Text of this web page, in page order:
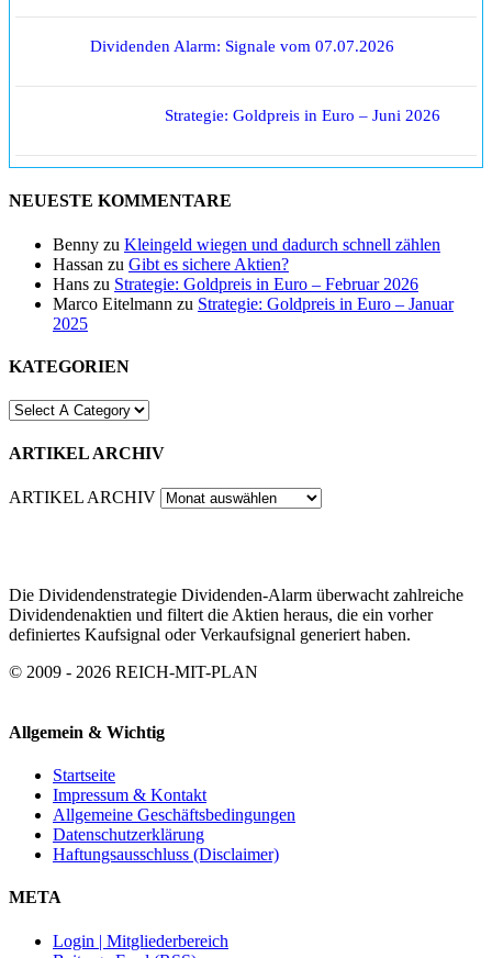
Dividenden Alarm: Signale vom 07.07.2026
Strategie: Goldpreis in Euro – Juni 2026
NEUESTE KOMMENTARE
Benny zu Kleingeld wiegen und dadurch schnell zählen
Hassan zu Gibt es sichere Aktien?
Hans zu Strategie: Goldpreis in Euro – Februar 2026
Marco Eitelmann zu Strategie: Goldpreis in Euro – Januar
2025
KATEGORIEN
ARTIKEL ARCHIV
ARTIKEL ARCHIV
Die Dividendenstrategie Dividenden-Alarm überwacht zahlreiche
Dividendenaktien und filtert die Aktien heraus, die ein vorher
definiertes Kaufsignal oder Verkaufsignal generiert haben.
© 2009 - 2026 REICH-MIT-PLAN
Allgemein & Wichtig
Startseite
Impressum & Kontakt
Allgemeine Geschäftsbedingungen
Datenschutzerklärung
Haftungsausschluss (Disclaimer)
META
Login | Mitgliederbereich